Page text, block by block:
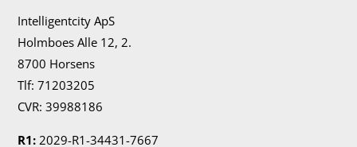
Intelligentcity ApS
Holmboes Alle 12, 2.
8700 Horsens
Tlf: 71203205
CVR:39988186
R1: 2029-R1-34431-7667